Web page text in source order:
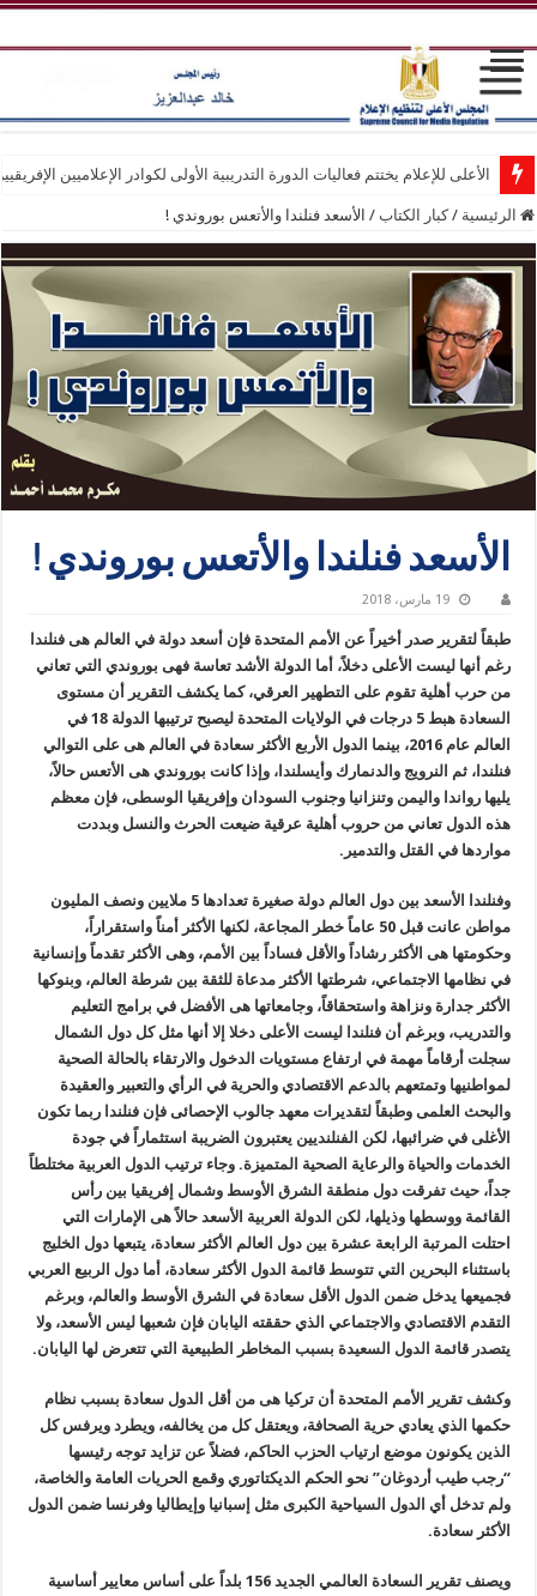
الأعلى للإعلام يختتم فعاليات الدورة التدريبية الأولى لكوادر الإعلاميين
الرئيسية / كبار الكتاب / الأسعد فنلندا والأتعس بوروندي !
الأسعد فنلندا والأتعس بوروندي !
19 مارس، 2018
طبقاً لتقرير صدر أخيراً عن الأمم المتحدة فإن أسعد دولة في العالم هى فنلندا
رغم أنها ليست الأعلى دخلاً، أما الدولة الأشد تعاسة فهى بوروندي التي تعاني
من حرب أهلية تقوم على التطهير العرقي، كما يكشف التقرير أن مستوى
السعادة هبط 5 درجات في الولايات المتحدة ليصبح ترتيبها الدولة 18 في
العالم عام 2016، بينما الدول الأربع الأكثر سعادة في العالم هى على التوالي
فنلندا، ثم النرويج والدنمارك وأيسلندا، وإذا كانت بوروندي هى الأتعس حالاً،
يليها رواندا واليمن وتنزانيا وجنوب السودان وإفريقيا الوسطى، فإن معظم
هذه الدول تعاني من حروب أهلية عرقية ضيعت الحرث والنسل وبددت
مواردها في القتل والتدمير.
وفنلندا الأسعد بين دول العالم دولة صغيرة تعدادها 5 ملايين ونصف المليون
مواطن عانت قبل 50 عاماً خطر المجاعة، لكنها الأكثر أمناً واستقراراً،
وحكومتها هى الأكثر رشاداً والأقل فساداً بين الأمم، وهى الأكثر تقدماً وإنسانية
في نظامها الاجتماعي، شرطتها الأكثر مدعاة للثقة بين شرطة العالم، وبنوكها
الأكثر جدارة ونزاهة واستحقاقاً، وجامعاتها هى الأفضل في برامج التعليم
والتدريب، وبرغم أن فنلندا ليست الأعلى دخلا إلا أنها مثل كل دول الشمال
سجلت أرقاماً مهمة في ارتفاع مستويات الدخول والارتقاء بالحالة الصحية
لمواطنيها وتمتعهم بالدعم الاقتصادي والحرية في الرأي والتعبير والعقيدة
والبحث العلمى وطبقاً لتقديرات معهد جالوب الإحصائى فإن فنلندا ربما تكون
الأغلى في ضرائبها، لكن الفنلنديين يعتبرون الضريبة استثماراً في جودة
الخدمات والحياة والرعاية الصحية المتميزة. وجاء ترتيب الدول العربية مختلطاً
جداً، حيث تفرقت دول منطقة الشرق الأوسط وشمال إفريقيا بين رأس
القائمة ووسطها وذيلها، لكن الدولة العربية الأسعد حالاً هى الإمارات التي
احتلت المرتبة الرابعة عشرة بين دول العالم الأكثر سعادة، يتبعها دول الخليج
باستثناء البحرين التي تتوسط قائمة الدول الأكثر سعادة، أما دول الربيع العربي
فجميعها يدخل ضمن الدول الأقل سعادة في الشرق الأوسط والعالم، وبرغم
التقدم الاقتصادي والاجتماعي الذي حققته اليابان فإن شعبها ليس الأسعد، ولا
يتصدر قائمة الدول السعيدة بسبب المخاطر الطبيعية التي تتعرض لها اليابان.
وكشف تقرير الأمم المتحدة أن تركيا هى من أقل الدول سعادة بسبب نظام
حكمها الذي يعادي حرية الصحافة، ويعتقل كل من يخالفه، ويطرد ويرفس كل
الذين يكونون موضع ارتياب الحزب الحاكم، فضلاً عن تزايد توجه رئيسها
“رجب طيب أردوغان” نحو الحكم الديكتاتوري وقمع الحريات العامة والخاصة،
ولم تدخل أي الدول السياحية الكبرى مثل إسبانيا وإيطاليا وفرنسا ضمن الدول
الأكثر سعادة.
ويصنف تقرير السعادة العالمي الجديد 156 بلداً على أساس معايير أساسية